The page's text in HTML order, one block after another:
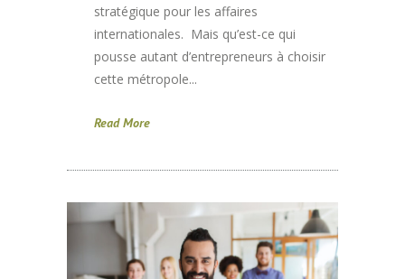
stratégique pour les affaires
internationales. Mais qu’est-ce qui
pousse autant d’entrepreneurs à choisir
cette métropole...
Read More